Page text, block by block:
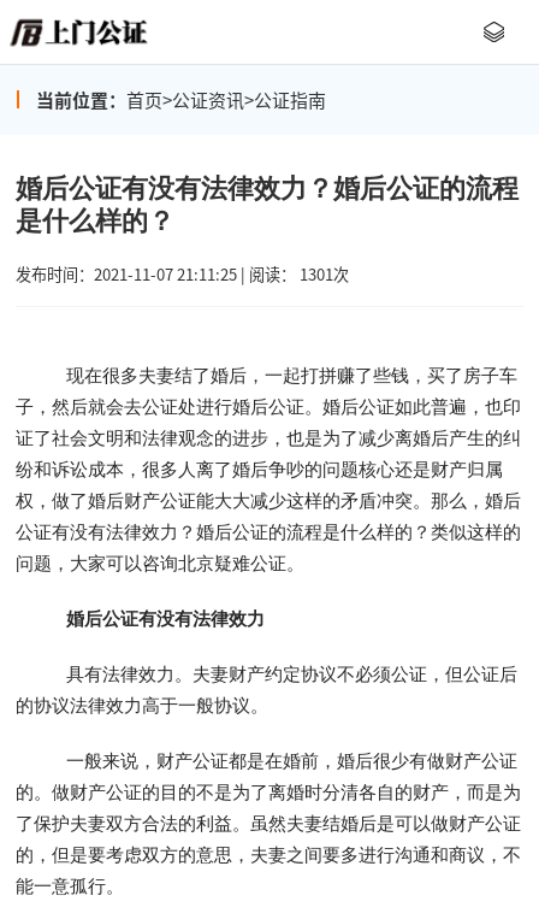
当前位置： 首页>公证资讯>公证指南
婚后公证有没有法律效力？婚后公证的流程
是什么样的？
发布时间：2021-11-07 21:11:25 | 阅读： 1301次
现在很多夫妻结了婚后，一起打拼赚了些钱，买了房子车
子，然后就会去公证处进行婚后公证。婚后公证如此普遍，也印
证了社会文明和法律观念的进步，也是为了减少离婚后产生的纠
纷和诉讼成本，很多人离了婚后争吵的问题核心还是财产归属
权，做了婚后财产公证能大大减少这样的矛盾冲突。那么，婚后
公证有没有法律效力？婚后公证的流程是什么样的？类似这样的
问题，大家可以咨询北京疑难公证。
婚后公证有没有法律效力
具有法律效力。夫妻财产约定协议不必须公证，但公证后
的协议法律效力高于一般协议。
一般来说，财产公证都是在婚前，婚后很少有做财产公证
的。做财产公证的目的不是为了离婚时分清各自的财产，而是为
了保护夫妻双方合法的利益。虽然夫妻结婚后是可以做财产公证
的，但是要考虑双方的意思，夫妻之间要多进行沟通和商议，不
能一意孤行。